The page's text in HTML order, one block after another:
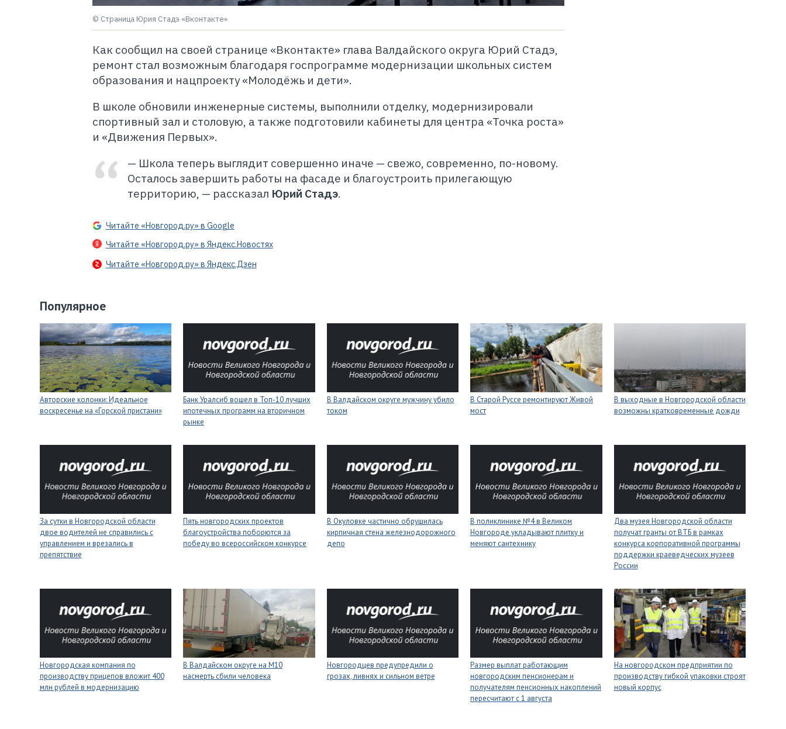
© Страница Юрия Стадэ «Вконтакте»
Как сообщил на своей странице «Вконтакте» глава Валдайского округа Юрий Стадэ,
ремонт стал возможным благодаря госпрограмме модернизации школьных систем
образования и нацпроекту «Молодёжь и дети».
В школе обновили инженерные системы, выполнили отделку, модернизировали
спортивный зал и столовую, а также подготовили кабинеты для центра «Точка роста»
и «Движения Первых».
— Школа теперь выглядит совершенно иначе — свежо, современно, по-новому.
Осталось завершить работы на фасаде и благоустроить прилегающую
территорию, — рассказал Юрий Стадэ.
Читайте «Новгород.ру» в Google
Читайте «Новгород.ру» в Яндекс.Новостях
Читайте «Новгород.ру» в Яндекс.Дзен
Популярное
Авторские колонки: Идеальное
воскресенье на «Горской пристани»
Банк Уралсиб вошел в Топ-10 лучших
ипотечных программ на вторичном
рынке
В Валдайском округе мужчину убило
током
В Старой Руссе ремонтируют Живой
мост
В выходные в Новгородской области
возможны кратковременные дожди
За сутки в Новгородской области
двое водителей не справились с
управлением и врезались в
препятствие
Пять новгородских проектов
благоустройства поборются за
победу во всероссийском конкурсе
В Окуловке частично обрушилась
кирпичная стена железнодорожного
депо
В поликлинике №4 в Великом
Новгороде укладывают плитку и
меняют сантехнику
Два музея Новгородской области
получат гранты от ВТБ в рамках
конкурса корпоративной программы
поддержки краеведческих музеев
России
Новгородская компания по
производству прицепов вложит 400
млн рублей в модернизацию
В Валдайском округе на М10
насмерть сбили человека
Новгородцев предупредили о
грозах, ливнях и сильном ветре
Размер выплат работающим
новгородским пенсионерам и
получателям пенсионных накоплений
пересчитают с 1 августа
На новгородском предприятии по
производству гибкой упаковки строят
новый корпус